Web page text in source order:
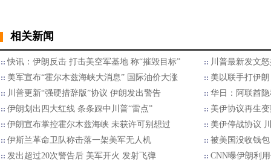
相关新闻
快讯：伊朗反击 打击美空军基地 称“摧毁目标”
川普最新发文
美军宣布“霍尔木兹海峡大消息” 国际油价大涨
美以联手打伊
川普更新“强硬措辞版”协议 伊朗发出警告
华日：阿联酋
伊朗划出四大红线 条条踩中川普“雷点”
美伊协议再生
伊朗宣布掌控霍尔木兹海峡 未获许可别想过
美伊停战协议
伊斯兰革命卫队称击落一架美军无人机
被美国没收钱
发出超过20次警告后 美军开火 发射飞弹
CNN曝伊朗利